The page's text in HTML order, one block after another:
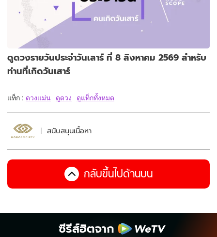
ดูดวงรายวันประจำวันเสาร์ ที่ 8 สิงหาคม 2569 สำหรับ
ท่านที่เกิดวันเสาร์
แท็ก : ดวงแม่น ดูดวง ดูแท็กทั้งหมด
สนับสนุนเนื้อหา
กลับขึ้นไปด้านบน
ซีรีส์ฮิตจาก